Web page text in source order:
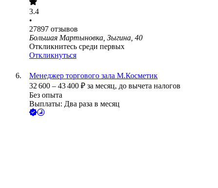
3.4
•
27897 отзывов
Большая Мартыновка, Зыгина, 40
Откликнитесь среди первых
Откликнуться
Менеджер торгового зала М.Косметик
32 600 – 43 400 ₽ за месяц, до вычета налогов
Без опыта
Выплаты: Два раза в месяц